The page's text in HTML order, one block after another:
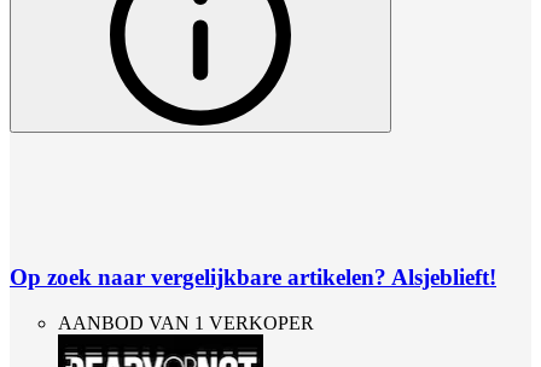
Op zoek naar vergelijkbare artikelen? Alsjeblieft!
AANBOD VAN 1 VERKOPER